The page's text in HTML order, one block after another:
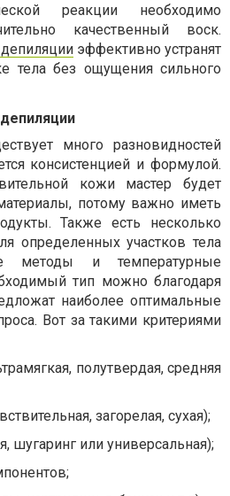
реакции необходимо
качественный воск.
эффективно устранят
тела без ощущения сильного
много разновидностей
консистенцией и формулой.
кожи мастер будет
потому важно иметь
Также есть несколько
определенных участков тела
методы и температурные
тип можно благодаря
наиболее оптимальные
Вот за такими критериями
полутвердая, средняя
загорелая, сухая);
шугаринг или универсальная);